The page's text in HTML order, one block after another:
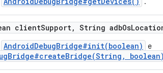
clientSupport, String adbOs
AndroidDebugBridge#init(boolean) e
boolean)